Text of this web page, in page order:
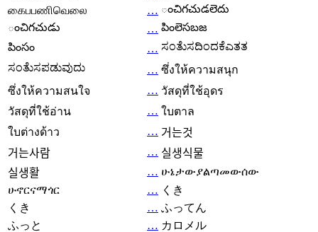
கைபபணிவெலை
… ంచిగచుడలెదు
ంచిగచుడు
… పింలెసబజ
పింసం
… ಸಂತೆುಸದಿಂದಕೆಎತತ
ಸಂತೆುಸಪಡುವುದು
… ซึ่งให้ความสนุก
ซึ่งให้ความสนใจ
… วัสดุที่ใช้อุดร
วัสดุที่ใช้อ่าน
… ใบตาล
ใบต่างด้าว
… 거는것
거는사람
… 실생식물
실생활
… ሁኔታውያልጣመውሰው
ሁኖርናማጎር
… くき
くき
… ふってん
ふっと
… カロメル